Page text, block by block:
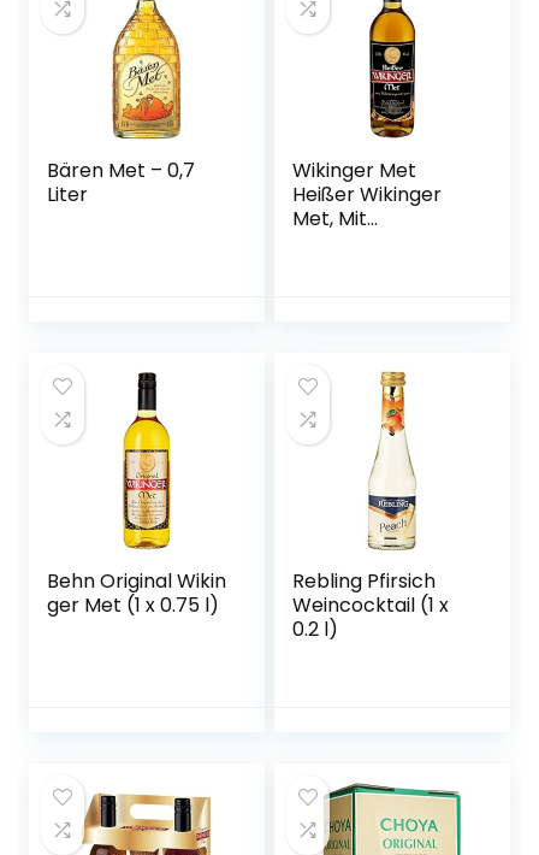
Bären Met – 0,7
Liter
Wikinger Met
Heißer Wikinger
Met, Mit
Behn Original Wikin
ger Met (1 x 0.75 l)
Rebling Pfirsich
Weincocktail (1 x
0.2 l)